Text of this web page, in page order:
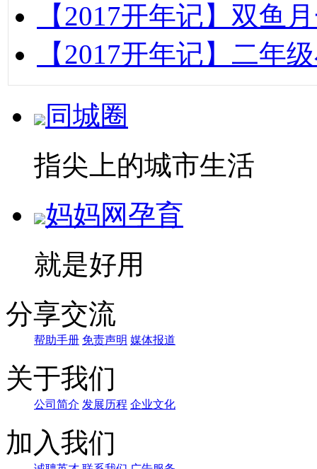
【2017开年记】双鱼
【2017开年记】二年
同城圈
指尖上的城市生活
妈妈网孕育
就是好用
分享交流
帮助手册 免责声明 媒体报道
关于我们
公司简介 发展历程 企业文化
加入我们